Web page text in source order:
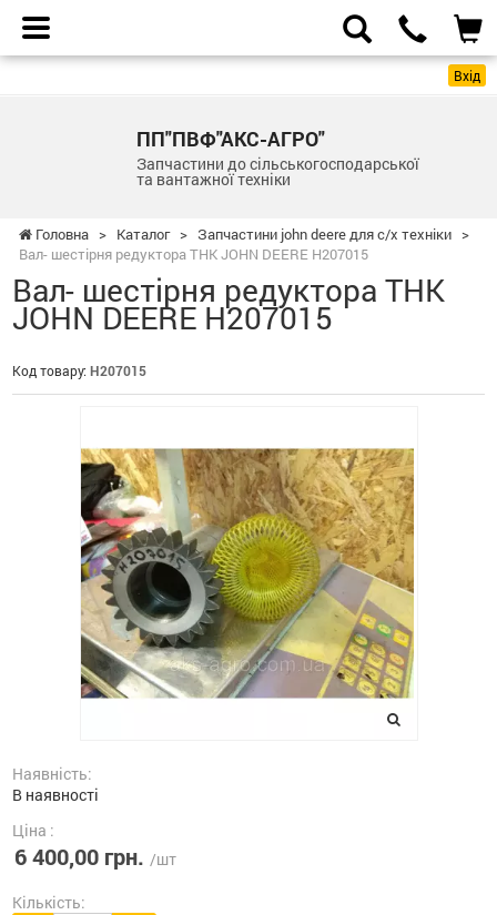
Вхід
ПП"ПВФ"АКС-АГРО"
Запчастини до сільськогосподарської
та вантажної техніки
Головна > Каталог > Запчастини john deere для с/х техніки >
Вал- шестірня редуктора ТНК JOHN DEERE H207015
Вал- шестірня редуктора ТНК
JOHN DEERE H207015
Код товару: H207015
Наявність:
В наявності
Ціна :
6 400,00 грн. /шт
Кількість: